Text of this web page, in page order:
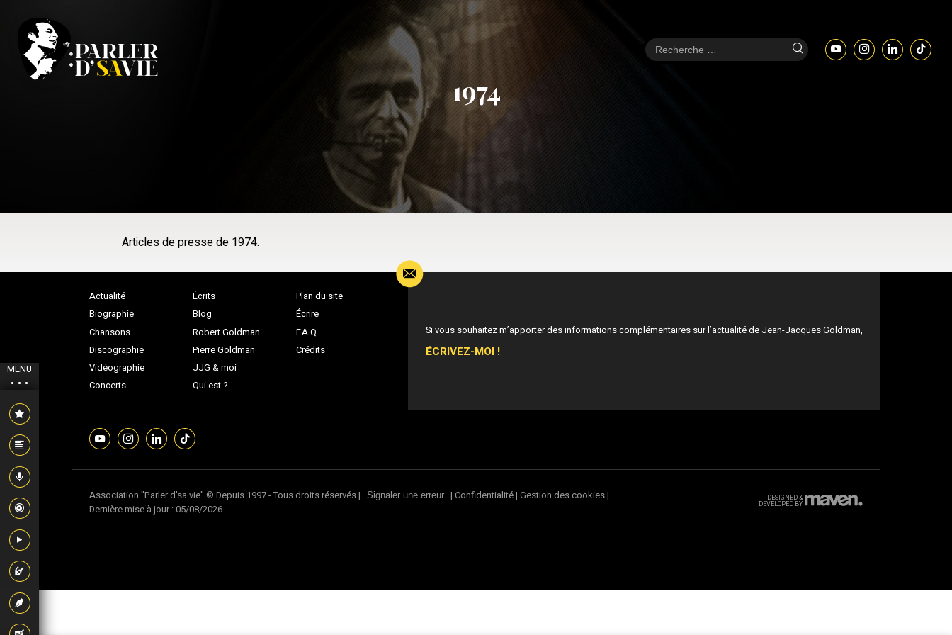
MENU
1974
Articles de presse de 1974.
Actualité
Biographie
Chansons
Discographie
Vidéographie
Concerts
Écrits
Blog
Robert Goldman
Pierre Goldman
JJG & moi
Qui est ?
Plan du site
Écrire
F.A.Q
Crédits
Si vous souhaitez m’apporter des informations complémentaires sur l’actualité de Jean-Jacques Goldman,
ÉCRIVEZ-MOI !
Association "Parler d'sa vie" © Depuis 1997 - Tous droits réservés | Signaler une erreur | Confidentialité| Gestion des cookies|
Dernière mise à jour : 05/08/2026
DESIGNED &
DEVELOPED BY